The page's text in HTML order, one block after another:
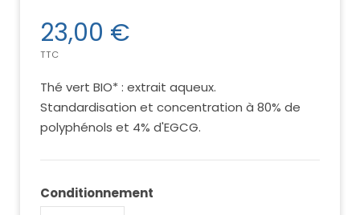
23,00 €
TTC
Thé vert BIO* : extrait aqueux.
Standardisation et concentration à 80% de
polyphénols et 4% d'EGCG.
Conditionnement